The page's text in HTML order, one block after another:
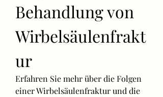
Behandlung von
Wirbelsäulenfrakt
ur
Erfahren Sie mehr über die Folgen
einer Wirbelsäulenfraktur und die